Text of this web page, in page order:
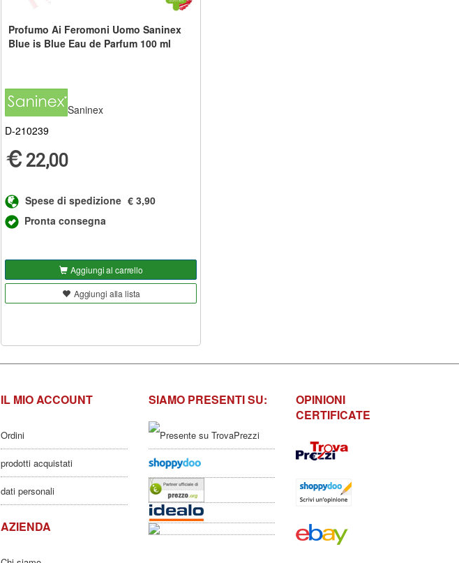
Profumo Ai Feromoni Uomo Saninex
Blue is Blue Eau de Parfum 100 ml
Saninex
D-210239
22,00
Spese di spedizione € 3,90
Pronta consegna
Aggiungi al carrello
Aggiungi alla lista
IL MIO ACCOUNT
Ordini
prodotti acquistati
dati personali
AZIENDA
SIAMO PRESENTI SU:
OPINIONI
CERTIFICATE